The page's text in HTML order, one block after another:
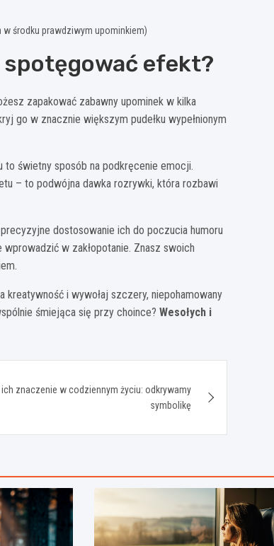
w środku prawdziwym upominkiem)
efekt?
zapakować zabawny upominek w kilka
go w znacznie większym pudełku wypełnionym
świetny sposób na podkręcenie emocji.
– to podwójna dawka rozrywki, która rozbawi
dostosowanie ich do poczucia humoru
w zakłopotanie. Znasz swoich
i wywołaj szczery, niepohamowany
śmiejąca się przy choince? Wesołych i
ich znaczenie w codziennym życiu: odkrywamy
symbolikę